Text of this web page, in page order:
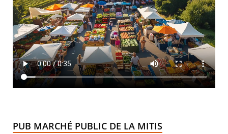
PUB MARCHÉ PUBLIC DE LA MITIS